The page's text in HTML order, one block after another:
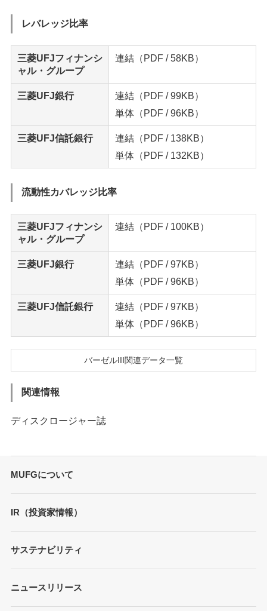
レバレッジ比率
三菱UFJフィナンシ
ャル・グループ
連結 （PDF / 58KB）
三菱UFJ銀行 連結 （PDF / 99KB）
単体 （PDF / 96KB）
三菱UFJ信託銀行 連結 （PDF / 138KB）
単体 （PDF / 132KB）
流動性カバレッジ比率
三菱UFJフィナンシ
ャル・グループ
連結 （PDF / 100KB）
三菱UFJ銀行 連結 （PDF / 97KB）
単体 （PDF / 96KB）
三菱UFJ信託銀行 連結 （PDF / 97KB）
単体 （PDF / 96KB）
バーゼルIII関連データ一覧
関連情報
ディスクロージャー誌
MUFGについて
トップメッセージ
MUFGブランド
ガバナンス
事業内容
IR（投資家情報）
財務情報
債券・格付情報
個人投資家の皆さまへ
サステナビリティ
各種レポート/データ/インデックス
ニュースリリース